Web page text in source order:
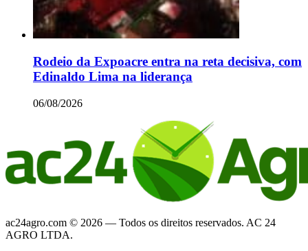
Rodeio da Expoacre entra na reta decisiva, com
Edinaldo Lima na liderança
06/08/2026
ac24agro.com © 2026 — Todos os direitos reservados. AC 24
AGRO LTDA.